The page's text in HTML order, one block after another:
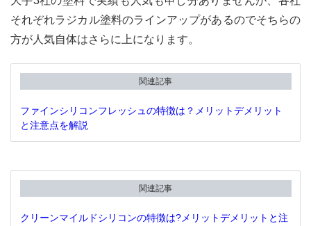
それぞれラジカル塗料のラインアップがあるのでそちらの
方が人気自体はさらに上になります。
関連記事
ファインシリコンフレッシュの特徴は？メリットデメリット
と注意点を解説
関連記事
クリーンマイルドシリコンの特徴は?メリットデメリットと注